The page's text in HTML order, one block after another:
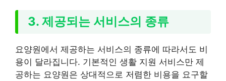
3. 제공되는 서비스의 종류
요양원에서 제공하는 서비스의 종류에 따라서도 비
용이 달라집니다. 기본적인 생활 지원 서비스만 제
공하는 요양원은 상대적으로 저렴한 비용을 요구할